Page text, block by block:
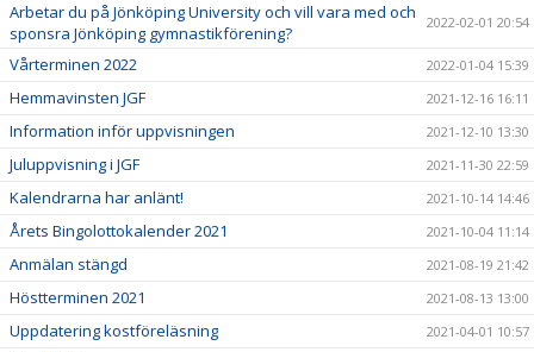
Arbetar du på Jönköping University och vill vara med och
sponsra Jönköping gymnastikförening?
2022-02-01 20:54
Vårterminen 2022 2022-01-04 15:39
Hemmavinsten JGF 2021-12-16 16:11
Information inför uppvisningen 2021-12-10 13:30
Juluppvisning i JGF 2021-11-30 22:59
Kalendrarna har anlänt! 2021-10-14 14:46
Årets Bingolottokalender 2021 2021-10-04 11:14
Anmälan stängd 2021-08-19 21:42
Höstterminen 2021 2021-08-13 13:00
Uppdatering kostföreläsning 2021-04-01 10:57